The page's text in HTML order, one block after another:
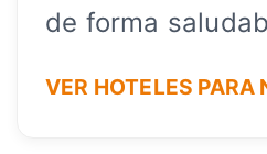
de forma
VER HOTELES PARA